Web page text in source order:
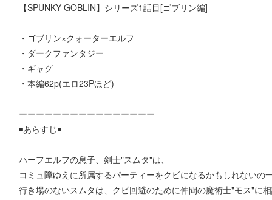
【SPUNKY GOBLIN】シリーズ1話目[ゴブリン編]
・ゴブリン×クォーターエルフ
・ダークファンタジー
・ギャグ
・本編62p(エロ23Pほど)
ーーーーーーーーーーーーーーーー
◾️あらすじ◾️
ハーフエルフの息子、剣士"スムタ"は、
コミュ障ゆえに所属するパーティーをクビになるかもしれないの
行き場のないスムタは、クビ回避のために仲間の魔術士"モス"に